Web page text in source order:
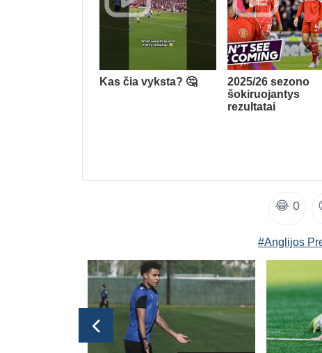
Kas čia vyksta? 🤔
2025/26 sezono
šokiruojantys
rezultatai
😂 0
#Anglijos